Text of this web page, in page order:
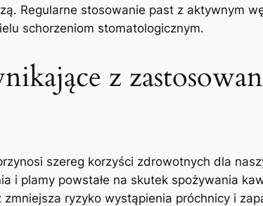
Regularne stosowanie past z aktywnym
schorzeniom stomatologicznym.
z
szereg korzyści zdrowotnych dla
i plamy powstałe na skutek spożywania
ryzyko wystąpienia próchnicy i